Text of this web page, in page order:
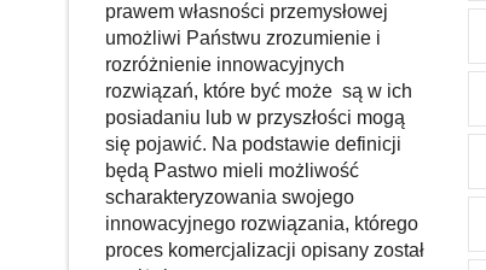
prawem własności przemysłowej
umożliwi Państwu zrozumienie i
rozróżnienie innowacyjnych
rozwiązań, które być może są w ich
posiadaniu lub w przyszłości mogą
się pojawić. Na podstawie definicji
będą Pastwo mieli możliwość
scharakteryzowania swojego
innowacyjnego rozwiązania, którego
proces komercjalizacji opisany został